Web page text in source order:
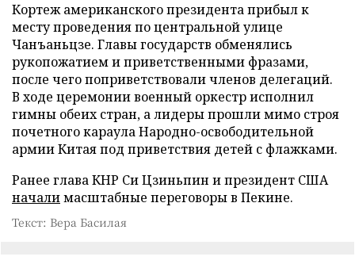
Кортеж американского президента прибыл к
месту проведения по центральной улице
Чанъаньцзе. Главы государств обменялись
рукопожатием и приветственными фразами,
после чего поприветствовали членов делегаций.
В ходе церемонии военный оркестр исполнил
гимны обеих стран, а лидеры прошли мимо строя
почетного караула Народно-освободительной
армии Китая под приветствия детей с флажками.
Ранее глава КНР Си Цзиньпин и президент США
началимасштабные переговоры в Пекине.
Текст: Вера Басилая